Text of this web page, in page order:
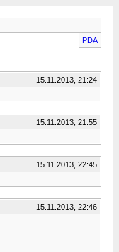
PDA
15.11.2013, 21:24
15.11.2013, 21:55
15.11.2013, 22:45
15.11.2013, 22:46